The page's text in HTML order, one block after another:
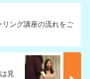
リング講座の流れをご
見